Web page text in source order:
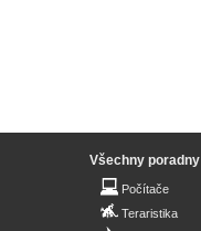
Všechny poradny
Počítače
Teraristika